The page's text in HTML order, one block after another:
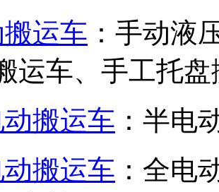
运车 ：手动液
运车、手工托
搬运车 ：半
搬运车 ：全电